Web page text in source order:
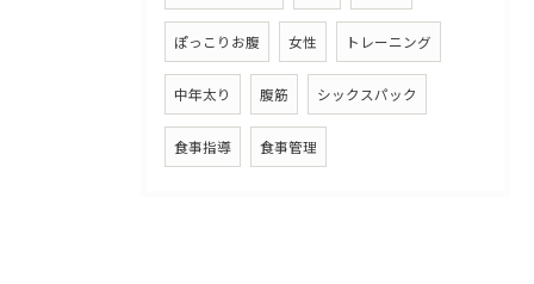
ぽっこりお腹 女性 トレーニング
中年太り 腹筋 シックスパック
食事指導 食事管理